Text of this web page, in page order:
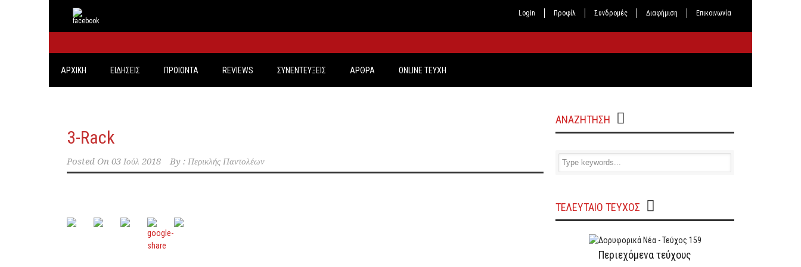
Login Προφίλ Συνδρομές Διαφήμιση Επικοινωνία
ΑΡΧΙΚΗ ΕΙΔΗΣΕΙΣ ΠΡΟΙΟΝΤΑ REVIEWS ΣΥΝΕΝΤΕΥΞΕΙΣ ΑΡΘΡΑ ONLINE TEYXH
3-Rack
Posted On 03 Ιούλ 2018 By : Περικλής Παντολέων
ΑΝΑΖΗΤΗΣΗ
ΤΕΛΕΥΤΑΙΟ ΤΕΥΧΟΣ
Περιεχόμενα τεύχους